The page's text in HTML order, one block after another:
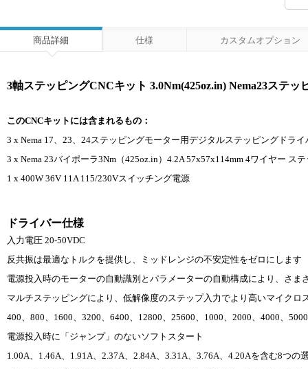
商品詳細 仕様 カスタムオプション
3軸ステッピングCNCキット 3.0Nm(425oz.in) Nema23ステ
このCNCキットには含まれるもの：
3 x Nema 17、23、24ステッピングモーター用デジタルステッピングドライ
3 x Nema 23バイポーラ3Nm（425oz.in）4.2A 57x57x114mm 4ワイヤー ス
1 x 400W 36V 11A 115/230Vスイッチング電源
ドライバー仕様
入力電圧 20-50VDC
反共振は最適なトルクを提供し、ミッドレンジの不安定性をゼロにします
電源投入時のモーターの自動識別とパラメーターの自動構成により、さま
マルチステッピングにより、低解像度のステップ入力でより高いマイク
400、800、1600、3200、6400、12800、25600、1000、2000、4000、
電源投入時に「ジャンプ」のないソフトスタート
1.00A、1.46A、1.91A、2.37A、2.84A、3.31A、3.76A、4.20Aを含む8つの